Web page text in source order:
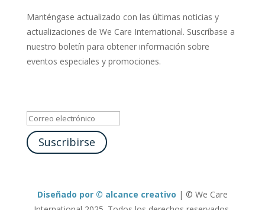
Manténgase actualizado con las últimas noticias y
actualizaciones de We Care International. Suscríbase a
nuestro boletín para obtener información sobre
eventos especiales y promociones.
Suscribirse
Diseñado por © alcance creativo | © We Care